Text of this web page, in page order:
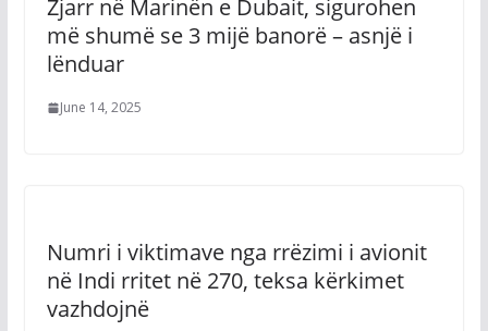
Zjarr në Marinën e Dubait, sigurohen
më shumë se 3 mijë banorë – asnjë i
lënduar
June 14, 2025
Numri i viktimave nga rrëzimi i avionit
në Indi rritet në 270, teksa kërkimet
vazhdojnë